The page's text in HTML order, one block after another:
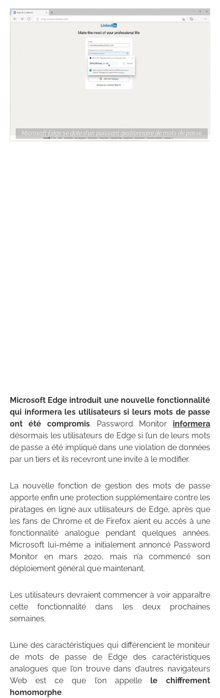
Microsoft Edge se dote d'un puissant gestionnaire de mots de passe
Microsoft Edge introduit une nouvelle fonctionnalité
qui informera les utilisateurs si leurs mots de passe
ont été compromis. Password Monitor informera
désormais les utilisateurs de Edge si l’un de leurs mots
de passe a été impliqué dans une violation de données
par un tiers et ils recevront une invite à le modifier.
La nouvelle fonction de gestion des mots de passe
apporte enfin une protection supplémentaire contre les
piratages en ligne aux utilisateurs de Edge, après que
les fans de Chrome et de Firefox aient eu accès à une
fonctionnalité analogue pendant quelques années.
Microsoft lui-même a initialement annoncé Password
Monitor en mars 2020, mais n’a commencé son
déploiement général que maintenant.
Les utilisateurs devraient commencer à voir apparaître
cette fonctionnalité dans les deux prochaines
semaines.
L’une des caractéristiques qui différencient le moniteur
de mots de passe de Edge des caractéristiques
analogues que l’on trouve dans d’autres navigateurs
Web est ce que l’on appellele chiffrement
homomorphe.